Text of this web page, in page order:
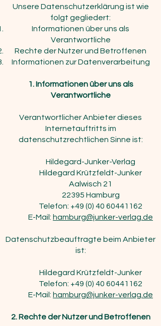
Unsere Datenschutzerklärung ist wie
folgt gegliedert:
Informationen über uns als
Verantwortliche
Rechte der Nutzer und Betroffenen
Informationen zur Datenverarbeitung
1. Informationen über uns als
Verantwortliche
Verantwortlicher Anbieter dieses
Internetauftritts im
datenschutzrechtlichen Sinne ist:
Hildegard-Junker-Verlag
Hildegard Krützfeldt-Junker
Aalwisch 21
22395 Hamburg
Telefon: +49 (0) 40 60441162
E-Mail: hamburg@junker-verlag.de
Datenschutzbeauftragte beim Anbieter
ist:
Hildegard Krützfeldt-Junker
Telefon: +49 (0) 40 60441162
E-Mail: hamburg@junker-verlag.de
2. Rechte der Nutzer und Betroffenen